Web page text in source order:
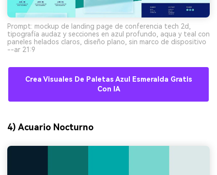
Prompt: mockup de landing page de conferencia tech 2d,
tipografía audaz y secciones en azul profundo, aqua y teal con
paneles helados claros, diseño plano, sin marco de dispositivo
--ar 21:9
Crea Visuales De Paletas Azul Esmeralda Gratis
Con IA
4) Acuario Nocturno